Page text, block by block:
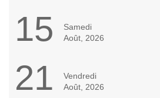
15
Samedi
Août, 2026
21
Vendredi
Août, 2026